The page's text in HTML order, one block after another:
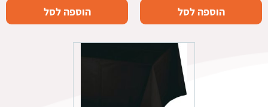
הוספה לסל הוספה לסל